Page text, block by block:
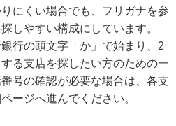
にくい場合でも、フリガナを参
しやすい構成にしています。
行の頭文字「か」で始まり、2
る支店を探したい方のための一
号の確認が必要な場合は、各支
ージへ進んでください。